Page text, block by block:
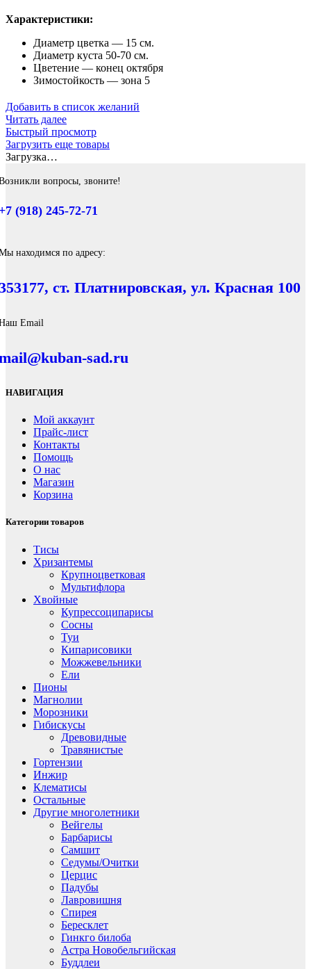
Характеристики:
Диаметр цветка — 15 см.
Диаметр куста 50-70 см.
Цветение — конец октября
Зимостойкость — зона 5
Добавить в список желаний
Читать далее
Быстрый просмотр
Загрузить еще товары
Загрузка…
вопросы, звоните!
(918) 245-72-71
находимся по адресу:
ст. Платнировская, ул. Красная 100
Email
sad.ru
НАВИГАЦИЯ
Мой аккаунт
Прайс-лист
Контакты
Помощь
О нас
Магазин
Корзина
Категории товаров
Тисы
Хризантемы
Крупноцветковая
Мультифлора
Хвойные
Купрессоципарисы
Сосны
Туи
Кипарисовики
Можжевельники
Ели
Пионы
Магнолии
Морозники
Гибискусы
Древовидные
Травянистые
Гортензии
Инжир
Клематисы
Остальные
Другие многолетники
Вейгелы
Барбарисы
Самшит
Седумы/Очитки
Церцис
Падубы
Лавровишня
Спирея
Бересклет
Гинкго билоба
Астра Новобельгийская
Буддлеи